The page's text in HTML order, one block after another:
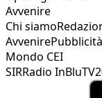
Avvenire
Chi siamo
AvvenirePubblicità
Mondo CEI
SIRRadio InBlu